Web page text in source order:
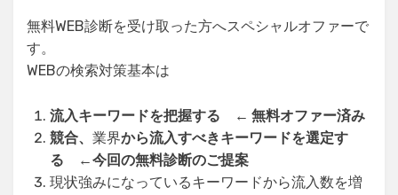
無料WEB診断を受け取った方へスペシャルオファーで
す。
WEBの検索対策基本は
流入キーワードを把握する
← 無料オファー済み
競合、 業界から流入すべきキーワードを選定す
る
←今回の無料診断のご提案
現状強みになっているキーワードから流入数を増